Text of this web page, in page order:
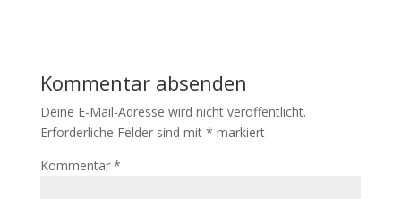
Kommentar absenden
Deine E-Mail-Adresse wird nicht veröffentlicht.
Erforderliche Felder sind mit * markiert
Kommentar *